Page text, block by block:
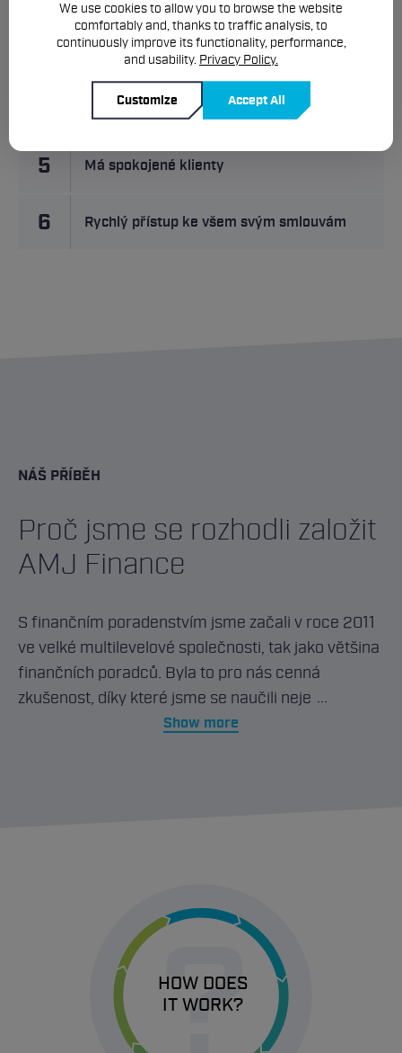
Nekouká jen na cenu
Podpisem smlouvy pro něj spolupráce
začíná
5 Má spokojené klienty
6 Rychlý přístup ke všem svým smlouvám
NÁŠ PŘÍBĚH
Proč jsme se rozhodli založit
AMJ Finance
S finančním poradenstvím jsme začali v roce 2011
ve velké multilevelové společnosti, tak jako většina
finančních poradců. Byla to pro nás cenná
zkušenost, díky které jsme se naučili nejen to jak
tuto práci dělat, ale i nedělat. Časem jsme začali
finance & sport s.r.o. a vydat se vlastní cestou. Po
založení vlastní společnosti jsme dále rozvíjeli a
zaváděli do praxe naše představy o kvalitním
finančním poradenství. Firma postupně rostla a
přibývali poradci, kteří splňovali naše požadavky a
Show more
?
HOW DOES
IT WORK?
We use cookies to allow you to browse the website
comfortably and, thanks to traffic analysis, to
continuously improve its functionality, performance,
and usability. Privacy Policy.
Customize Accept All